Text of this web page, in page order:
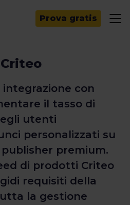
Prova gratis
integrazione con
il tasso di
utenti
personalizzati su
premium.
di prodotti Criteo
requisiti della
la gestione